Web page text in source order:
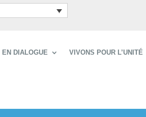
EN DIALOGUE VIVONS POUR L’UNITÉ